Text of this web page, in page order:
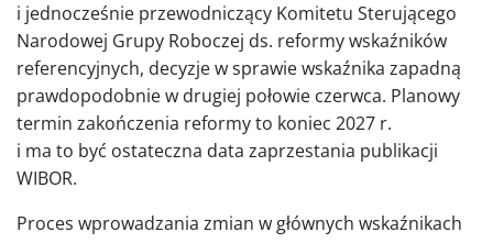
i jednocześnie przewodniczący Komitetu Sterującego
Narodowej Grupy Roboczej ds. reformy wskaźników
referencyjnych, decyzje w sprawie wskaźnika zapadną
prawdopodobnie w drugiej połowie czerwca. Planowy
termin zakończenia reformy to koniec 2027 r.
i ma to być ostateczna data zaprzestania publikacji
WIBOR.
Proces wprowadzania zmian w głównych wskaźnikach